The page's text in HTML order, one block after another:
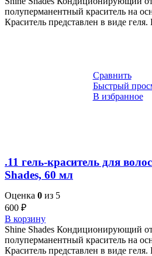
полуперманентный краситель на
Краситель представлен в виде
Сравнить
Быстрый
В избранное
.11 гель-краситель для
Shades, 60 мл
Оценка 0 из 5
600 ₽
В корзину
Shine Shades Кондиционирующий
полуперманентный краситель на
Краситель представлен в виде